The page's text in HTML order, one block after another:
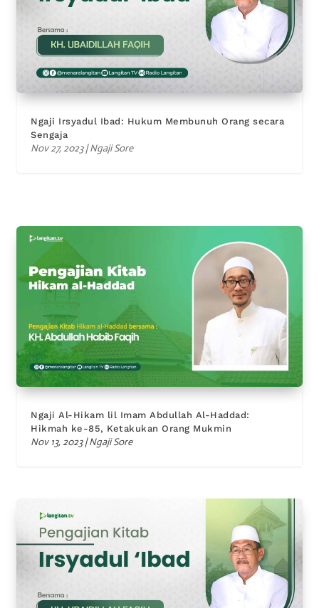
Ngaji Irsyadul Ibad: Hukum Membunuh Orang secara
Sengaja
Nov 27, 2023|Ngaji Sore
Ngaji Al-Hikam lil Imam Abdullah Al-Haddad:
Hikmah ke-85, Ketakukan Orang Mukmin
Nov 13, 2023|Ngaji Sore